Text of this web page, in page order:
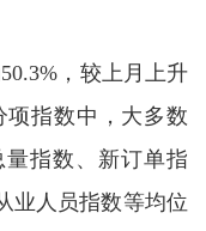
，较上月上升
项指数中，大多数
指数、新订单指
业人员指数等均位